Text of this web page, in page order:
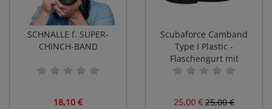
SCHNALLE f. SUPER-
CHINCH-BAND
18,10 €
Scubaforce Camband
Type I Plastic -
Flaschengurt mit
Kunststoffschnalle
25,00 € 25,00 €